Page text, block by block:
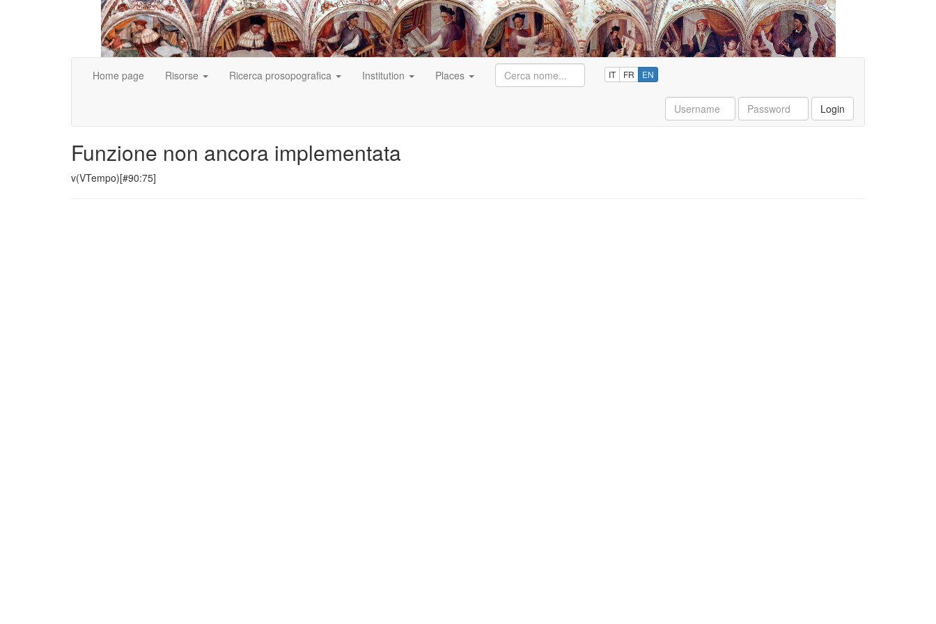
Home page Risorse Ricerca prosopografica Institution Places IT FR EN
Username Password Login
Funzione non ancora implementata
v(VTempo)[#90:75]